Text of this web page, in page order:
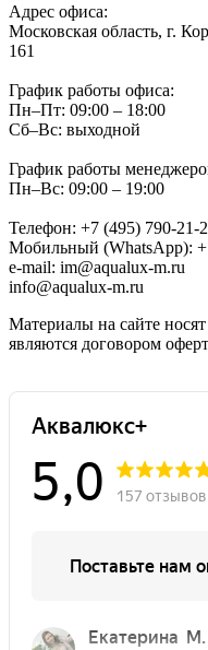
Адрес офиса:
Московская область, г.
161
График работы офиса:
Пн–Пт: 09:00 – 18:00
Сб–Вс: выходной
График работы
Пн–Вс: 09:00 – 19:00
Телефон: +7 (495) 790-21-
Мобильный (WhatsApp):
e-mail: im@aqualux-m.ru
info@aqualux-m.ru
Материалы на сайте
являются договором